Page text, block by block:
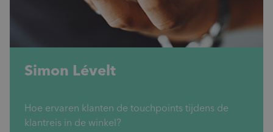
Simon Lévelt
Hoe ervaren klanten de touchpoints tijdens de
klantreis in de winkel?